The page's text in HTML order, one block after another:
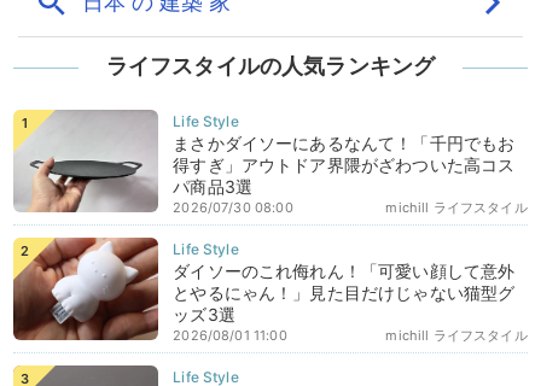
ライフスタイルの人気ランキング
まさかダイソーにあるなんて！「千円でもお
得すぎ」アウトドア界隈がざわついた高コス
パ商品3選
michill ライフスタイル
2026/07/30 08:00
ダイソーのこれ侮れん！「可愛い顔して意外
とやるにゃん！」見た目だけじゃない猫型グ
ッズ3選
michill ライフスタイル
2026/08/01 11:00